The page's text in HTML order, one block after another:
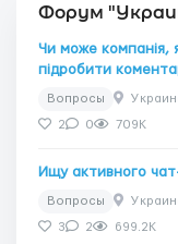
Форум
Чи може компанія,
підробити
Вопросы
2 0 709K
Ищу активного
Вопросы
3 2 699.2K